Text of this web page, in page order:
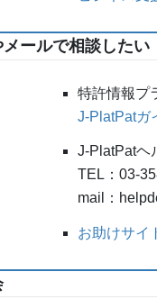
メールで相談したい
特許情報プ
J-PlatPatガ
J-PlatPatヘ
TEL：03-
mail：
お助けサイ